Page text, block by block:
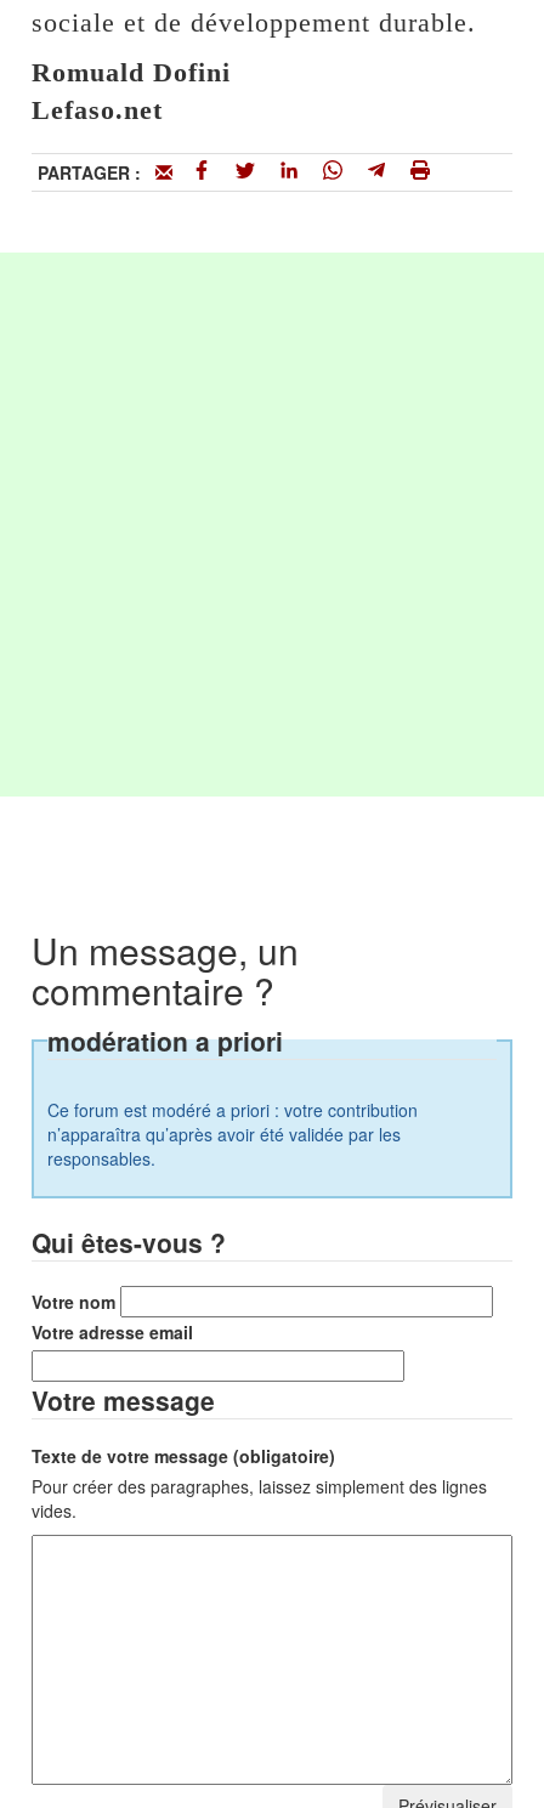
sociale et de développement durable.
Romuald Dofini
Lefaso.net
PARTAGER :
Un message, un
commentaire ?
modération a priori
Ce forum est modéré a priori : votre contribution
n’apparaîtra qu’après avoir été validée par les
responsables.
Qui êtes-vous ?
Votre nom
Votre adresse email
Votre message
Texte de votre message (obligatoire)
Pour créer des paragraphes, laissez simplement des lignes
vides.